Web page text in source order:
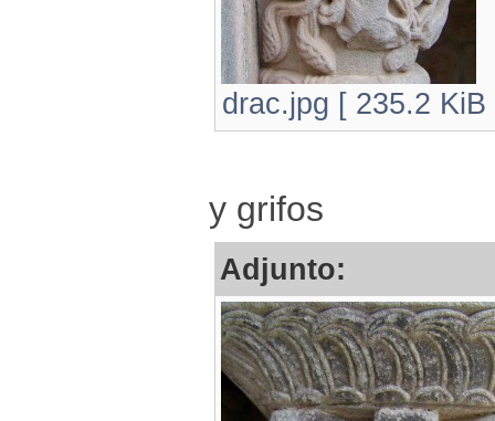
drac.jpg [ 235.2
y grifos
Adjunto: